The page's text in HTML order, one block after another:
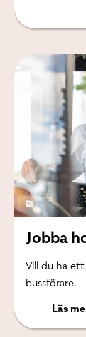
Jobba
Vill du ha
bussförare.
Läs